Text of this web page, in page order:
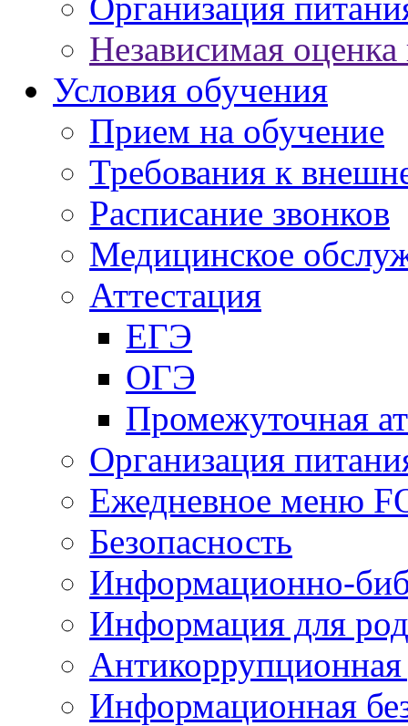
Независимая оценка
Условия обучения
Прием на обучение
Требования к
Расписание звонков
Медицинское
Аттестация
ЕГЭ
ОГЭ
Промежуточная
Организация
Ежедневное меню
Безопасность
Информационно-
Информация для
Антикоррупционная
Информационная